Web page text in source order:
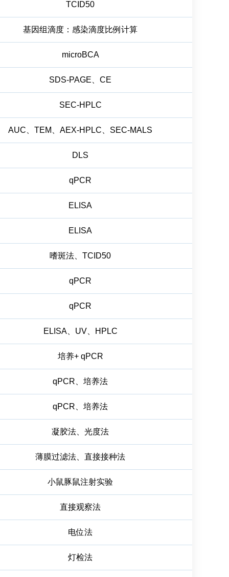
TCID50
基因组滴度：感染滴度比例计算
microBCA
SDS-PAGE、CE
SEC-HPLC
AUC、TEM、AEX-HPLC、SEC-MALS
DLS
qPCR
ELISA
ELISA
嗜斑法、TCID50
qPCR
qPCR
ELISA、UV、HPLC
培养+ qPCR
qPCR、培养法
qPCR、培养法
凝胶法、光度法
薄膜过滤法、直接接种法
小鼠豚鼠注射实验
直接观察法
电位法
灯检法